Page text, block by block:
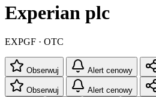
Experian plc
EXPGF · OTC
Obserwuj Alert cenowy
Obserwuj
Alert cenowy